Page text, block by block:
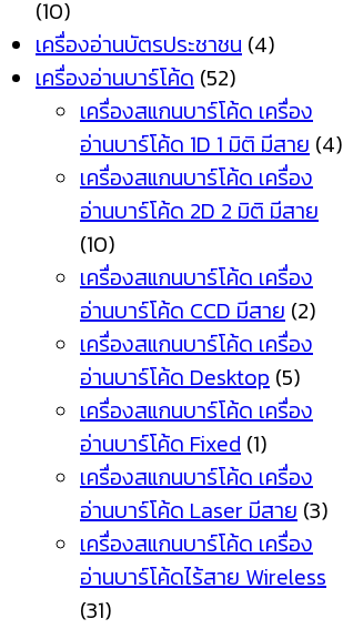
(10)
เครื่องอ่านบัตรประชาชน (4)
เครื่องอ่านบาร์โค้ด (52)
เครื่องสแกนบาร์โค้ด เครื่อง
อ่านบาร์โค้ด 1D 1 มิติ มีสาย (4)
เครื่องสแกนบาร์โค้ด เครื่อง
อ่านบาร์โค้ด 2D 2 มิติ มีสาย
(10)
เครื่องสแกนบาร์โค้ด เครื่อง
อ่านบาร์โค้ด CCD มีสาย (2)
เครื่องสแกนบาร์โค้ด เครื่อง
อ่านบาร์โค้ด Desktop (5)
เครื่องสแกนบาร์โค้ด เครื่อง
อ่านบาร์โค้ด Fixed (1)
เครื่องสแกนบาร์โค้ด เครื่อง
อ่านบาร์โค้ด Laser มีสาย (3)
เครื่องสแกนบาร์โค้ด เครื่อง
อ่านบาร์โค้ดไร้สาย Wireless
(31)